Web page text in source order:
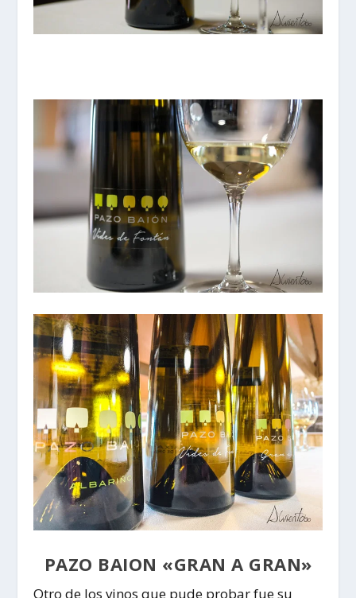
PAZO BAION «GRAN A GRAN»
Otro de los vinos que pude probar fue su